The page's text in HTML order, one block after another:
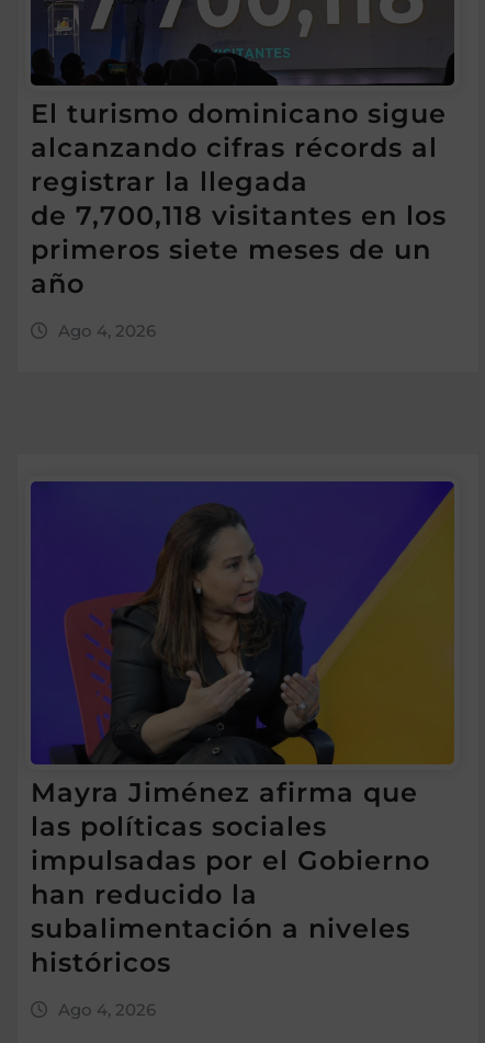
El turismo dominicano sigue
alcanzando cifras récords al
registrar la llegada
de 7,700,118 visitantes en los
primeros siete meses de un
año
Ago 4, 2026
Mayra Jiménez afirma que
las políticas sociales
impulsadas por el Gobierno
han reducido la
subalimentación a niveles
históricos
Ago 4, 2026